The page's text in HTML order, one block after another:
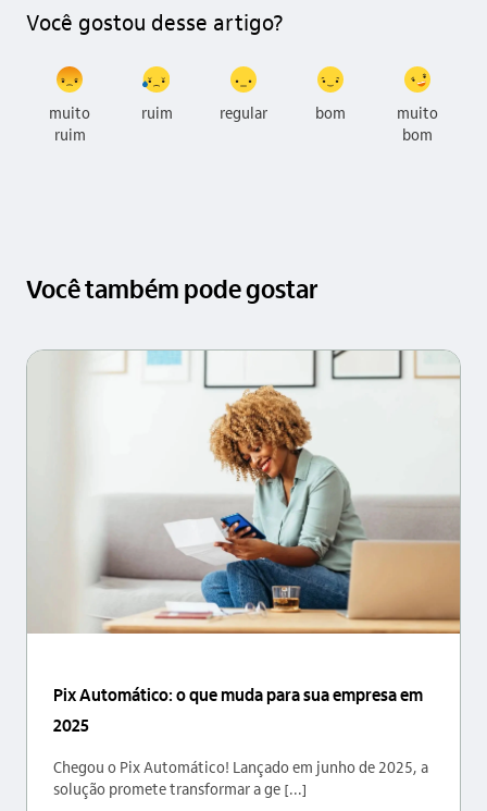
Você gostou desse artigo?
muito
ruim
ruim regular bom
muito
bom
Você também pode gostar
Pix Automático: o que muda para sua empresa em
2025
Chegou o Pix Automático! Lançado em junho de 2025, a
solução promete transformar a ge [...]